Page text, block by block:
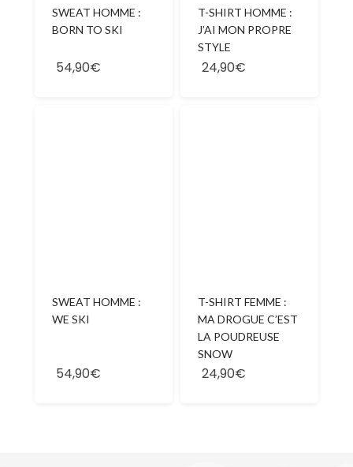
SWEAT HOMME :
BORN TO SKI
54,90€
T-SHIRT HOMME :
J’AI MON PROPRE
STYLE
24,90€
SWEAT HOMME :
WE SKI
54,90€
T-SHIRT FEMME :
MA DROGUE C’EST
LA POUDREUSE
SNOW
24,90€